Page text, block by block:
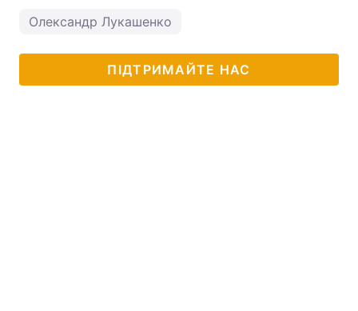
Олександр Лукашенко
ПІДТРИМАЙТЕ НАС